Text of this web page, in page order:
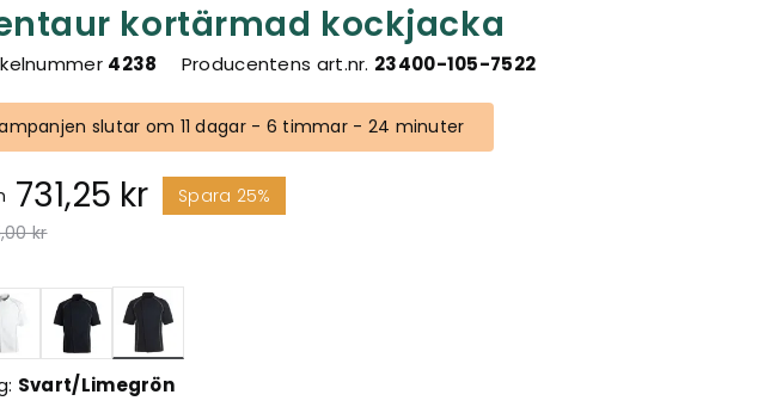
kortärmad kockjacka
4238 Producentens art.nr. 23400-105-7522
slutar om 11 dagar - 6 timmar - 24 minuter
731,25 kr
Spara 25%
nedsatt från
krtill
Valda
Svart/Limegrön